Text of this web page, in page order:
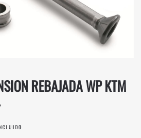
REBAJADA WP KTM